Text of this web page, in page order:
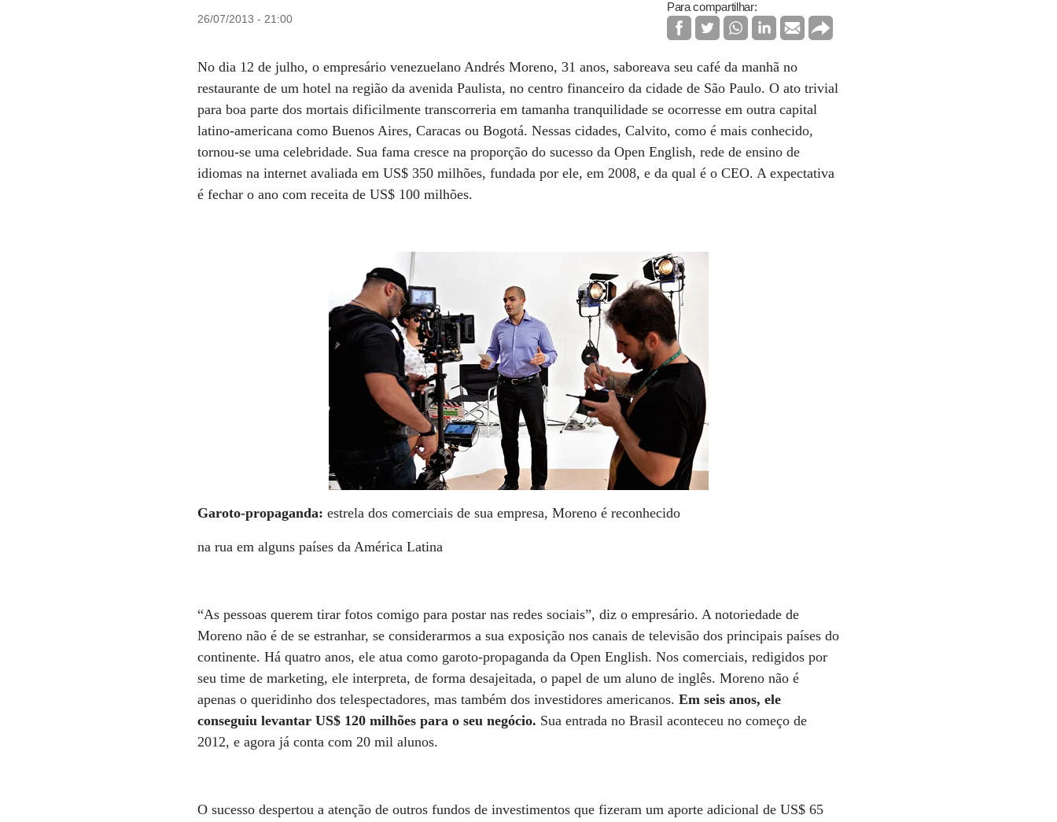
26/07/2013 - 21:00
Para compartilhar:
No dia 12 de julho, o empresário venezuelano Andrés Moreno, 31 anos, saboreava seu café da manhã no
restaurante de um hotel na região da avenida Paulista, no centro financeiro da cidade de São Paulo. O ato trivial
para boa parte dos mortais dificilmente transcorreria em tamanha tranquilidade se ocorresse em outra capital
latino-americana como Buenos Aires, Caracas ou Bogotá. Nessas cidades, Calvito, como é mais conhecido,
tornou-se uma celebridade. Sua fama cresce na proporção do sucesso da Open English, rede de ensino de
idiomas na internet avaliada em US$ 350 milhões, fundada por ele, em 2008, e da qual é o CEO. A expectativa
é fechar o ano com receita de US$ 100 milhões.
Garoto-propaganda:estrela dos comerciais de sua empresa, Moreno é reconhecido
na rua em alguns países da América Latina
“As pessoas querem tirar fotos comigo para postar nas redes sociais”, diz o empresário. A notoriedade de
Moreno não é de se estranhar, se considerarmos a sua exposição nos canais de televisão dos principais países do
continente. Há quatro anos, ele atua como garoto-propaganda da Open English. Nos comerciais, redigidos por
seu time de marketing, ele interpreta, de forma desajeitada, o papel de um aluno de inglês. Moreno não é
apenas o queridinho dos telespectadores, mas também dos investidores americanos.Em seis anos, ele
conseguiu levantar US$ 120 milhões para o seu negócio. Sua entrada no Brasil aconteceu no começo de
2012, e agora já conta com 20 mil alunos.
O sucesso despertou a atenção de outros fundos de investimentos que fizeram um aporte adicional de US$ 65